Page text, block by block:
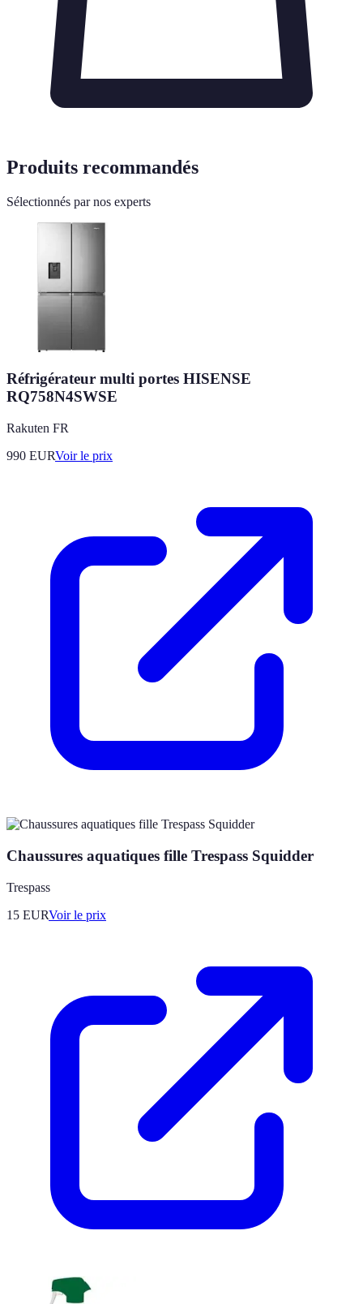
Produits recommandés
Sélectionnés par nos experts
Réfrigérateur multi portes HISENSE
RQ758N4SWSE
Rakuten FR
990 EURVoir le prix
Chaussures aquatiques fille Trespass Squidder
Trespass
15 EURVoir le prix